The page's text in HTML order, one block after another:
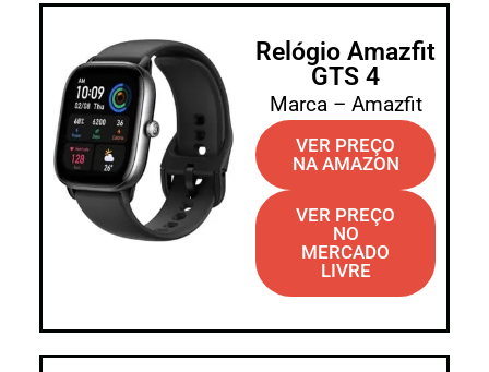
Relógio Amazfit
GTS 4
Marca – Amazfit
VER PREÇO
NA AMAZON
VER PREÇO
NO
MERCADO
LIVRE